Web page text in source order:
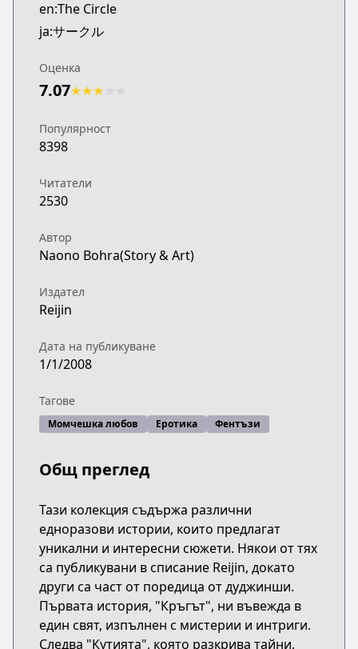
en:The Circle
ja:サークル
Оценка
7.07★★★
Популярност
8398
Читатели
2530
Автор
Naono Bohra(Story & Art)
Издател
Reijin
Дата на публикуване
1/1/2008
Тагове
Момчешка любов Еротика Фентъзи
Общ преглед
Тази колекция съдържа различни
едноразови истории, които предлагат
уникални и интересни сюжети. Някои от тях
са публикувани в списание Reijin, докато
други са част от поредица от дуджинши.
Първата история, "Кръгът", ни въвежда в
един свят, изпълнен с мистерии и интриги.
Следва "Кутията", която разкрива тайни,